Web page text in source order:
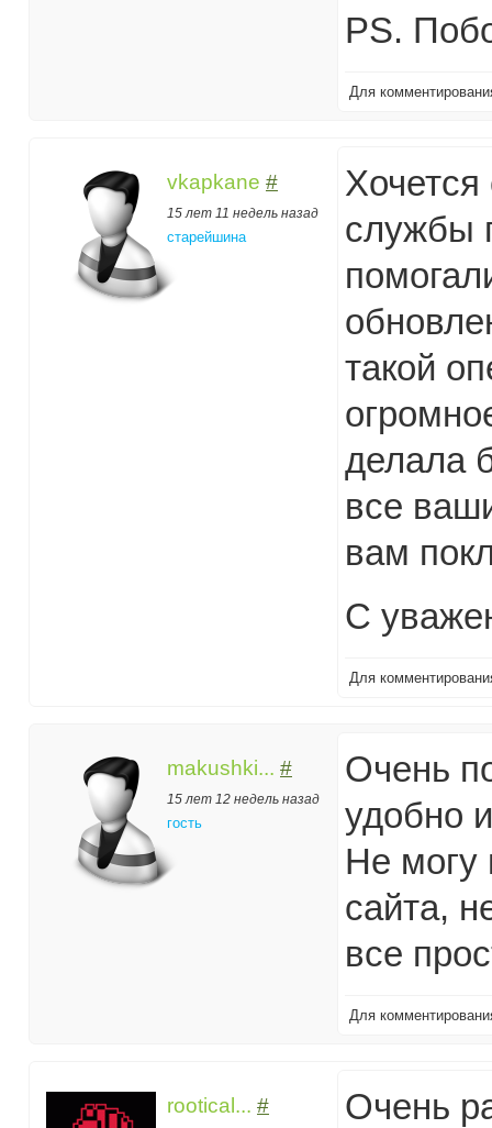
PS.
Для
vkapkane #
15 лет 11 недель назад
старейшина
Хочется
службы
такой
делала
все
вам
С
Для
makushki... #
15 лет 12 недель назад
гость
Очень
удобно
Не могу
сайта,
все
Для
rootical... #
Очень